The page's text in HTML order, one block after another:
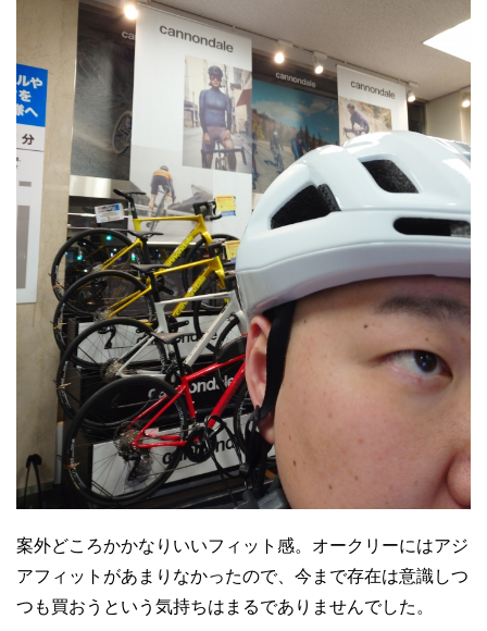
案外どころかかなりいいフィット感。オークリーにはアジ
アフィットがあまりなかったので、今まで存在は意識しつ
つも買おうという気持ちはまるでありませんでした。